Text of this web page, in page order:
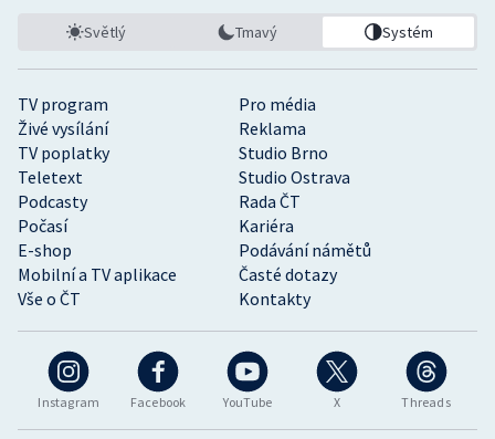
Instagram Facebook YouTube X Threads
TV program
Pro média
Živé vysílání
Reklama
TV poplatky
Studio Brno
Teletext
Studio Ostrava
Podcasty
Rada ČT
Počasí
Kariéra
E-shop
Podávání námětů
Mobilní a TV aplikace
Časté dotazy
Vše o ČT
Kontakty
Světlý Tmavý Systém